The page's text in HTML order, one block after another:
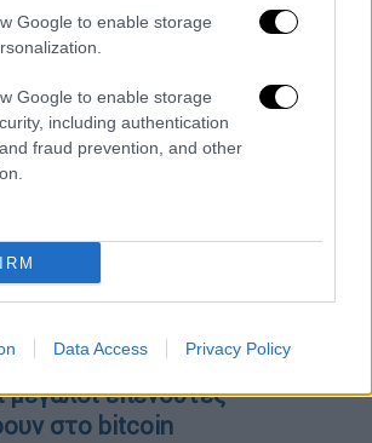
Google to enable storage
Google to enable storage
including authentication
fraud prevention, and other
Data Access Privacy Policy
Ο ΣΥΡΙΖΑ αποχωρεί από
στη Βουλή πλην
έκρηξη, μια φωτιά στη
Συγκλονίζει η μαρτυρία για
που κατέπεσε - «Χτενίζουν»
τη φίλη της με
για της κλέψει την
- Από τις πιο περίεργες
μεγάλοι επενδυτές
στο bitcoin